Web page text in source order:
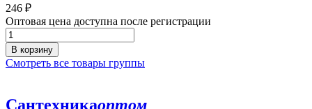
246 ₽
Оптовая цена доступна после регистрации
В корзину
Смотреть все товары группы
Сантехникаоптом